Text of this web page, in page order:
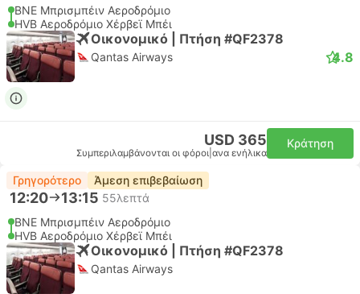
BNE Μπρισμπέιν Αεροδρόμιο
HVB Αεροδρόμιο Χέρβεϊ Μπέι
Οικονομικό | Πτήση #QF2378
Qantas Airways 4.8
USD 365
Συμπεριλαμβάνονται οι φόροι ανα ενήλικα
Κράτηση
Γρηγορότερο Άμεση επιβεβαίωση
12:20 13:15 55λεπτά
BNE Μπρισμπέιν Αεροδρόμιο
HVB Αεροδρόμιο Χέρβεϊ Μπέι
Οικονομικό | Πτήση #QF2378
Qantas Airways